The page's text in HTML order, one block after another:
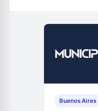
Buenos Aires